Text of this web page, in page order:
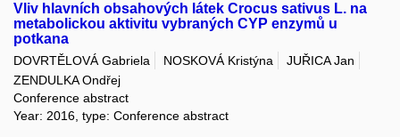
Vliv hlavních obsahových látek Crocus sativus L. na
metabolickou aktivitu vybraných CYP enzymů u
potkana
DOVRTĚLOVÁ Gabriela NOSKOVÁ Kristýna
JUŘICA Jan
ZENDULKA Ondřej
Conference abstract
Year: 2016, type: Conference abstract